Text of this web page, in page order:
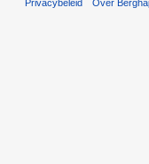
Privacybeleid Over